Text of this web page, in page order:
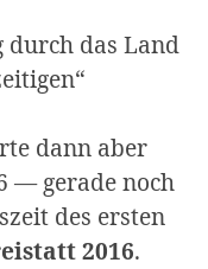
durch das Land
dann aber
— gerade noch
des ersten
2016.